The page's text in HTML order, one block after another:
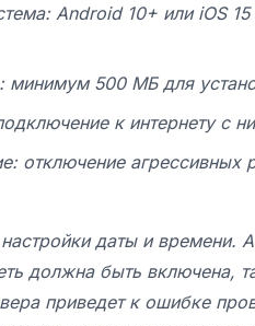
Android 10+ или iOS
минимум 500 МБ для
к интернету с
отключение
даты и времени.
должна быть включена,
приведет к ошибке